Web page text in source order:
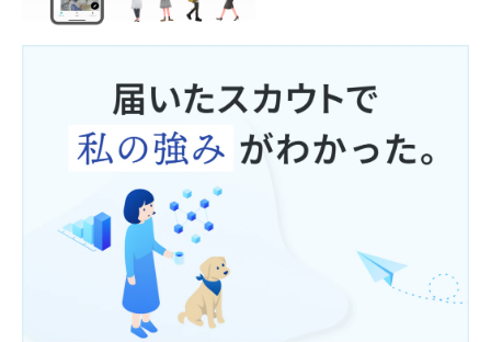
個人情報は、法令に基づく場合を除き、本人の同意なく第
三者へ提供しません。
■ 安全性の確保
個人情報の管理にあたっては、漏えい、滅失またはき損の
防止などの安全管理のために、適切な予防および是正措置
を講じるように努めます。
■ 透明性の確保
個人情報の取得・利用・提供の各場面において、その情報
を提供した本人が適切に関与できるように努め、可能な限
り正確かつ最新の内容に保つよう努力します。